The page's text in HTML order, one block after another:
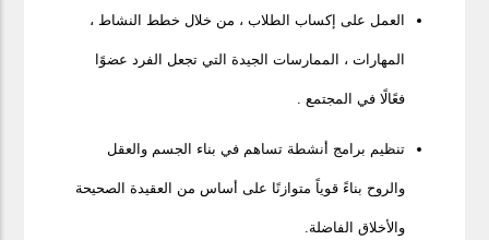
العمل على إكساب الطلاب ، من خلال خطط النشاط ،
المهارات ، الممارسات الجيدة التي تجعل الفرد عضوًا
فعًالًا في المجتمع .
تنظيم برامج أنشطة تساهم في بناء الجسم والعقل
والروح بناءً قوياً متوازنًا على أساس من العقيدة الصحيحة
والأخلاق الفاضلة.